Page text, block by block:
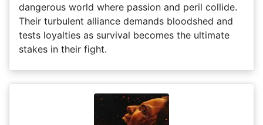
dangerous world where passion and peril collide.
Their turbulent alliance demands bloodshed and
tests loyalties as survival becomes the ultimate
stakes in their fight.